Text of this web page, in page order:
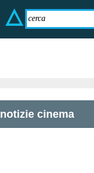
notizie cinema